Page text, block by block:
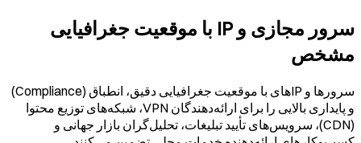
سرور مجازی و IP با موقعیت جغرافیایی
مشخص
سرورها و IPهای با موقعیت جغرافیایی دقیق، انطباق (Compliance)
و پایداری بالایی را برای ارائه‌دهندگان VPN، شبکه‌های توزیع محتوا
(CDN)، سرویس‌های تأیید تبلیغات، تحلیل‌گران بازار جهانی و